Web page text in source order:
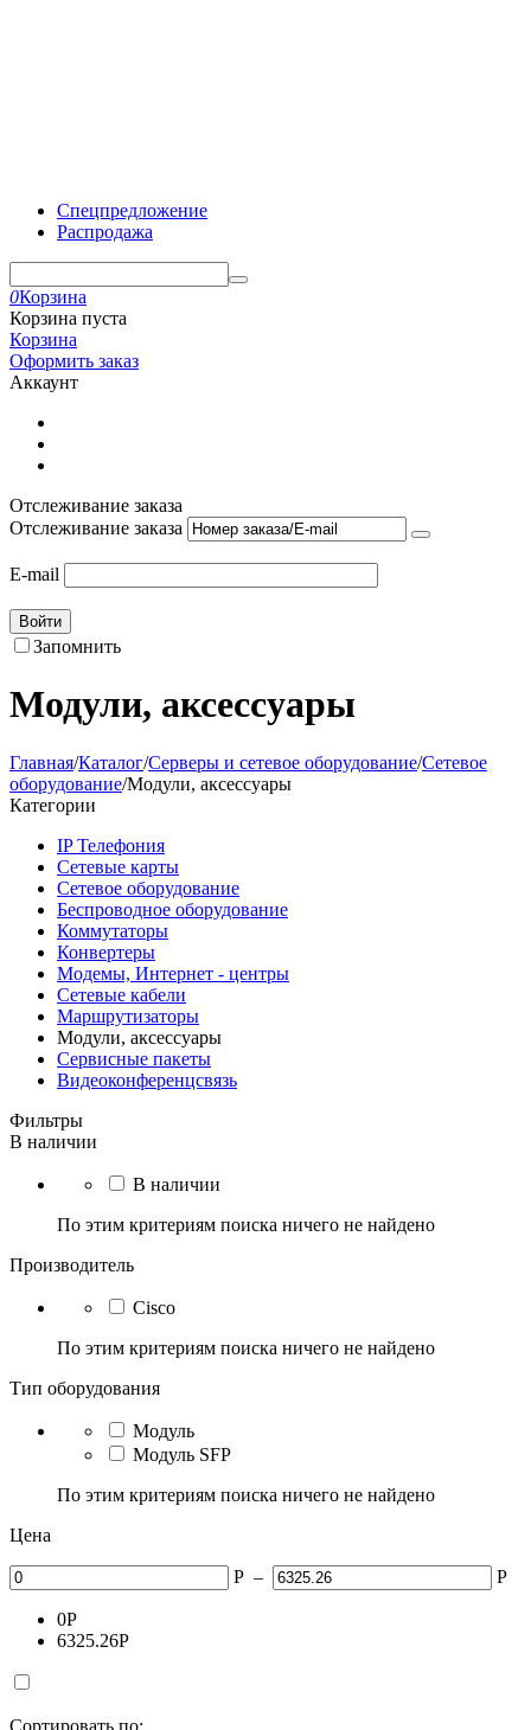
Спецпредложение
Распродажа
0Корзина
Корзина пуста
Корзина
Оформить заказ
Аккаунт
Отслеживание заказа
Отслеживание заказа
E-mail
Войти
Запомнить
Модули, аксессуары
Главная/Каталог/Серверы и сетевое оборудование/Сетевое
оборудование/Модули, аксессуары
Категории
IP Телефония
Сетевые карты
Сетевое оборудование
Беспроводное оборудование
Коммутаторы
Конвертеры
Модемы, Интернет - центры
Сетевые кабели
Маршрутизаторы
Модули, аксессуары
Сервисные пакеты
Видеоконференцсвязь
Фильтры
В наличии
В наличии
По этим критериям поиска ничего не найдено
Производитель
Cisco
По этим критериям поиска ничего не найдено
Тип оборудования
Модуль
Модуль SFP
По этим критериям поиска ничего не найдено
Цена
Р – Р
0Р
6325.26Р
Сортировать по: